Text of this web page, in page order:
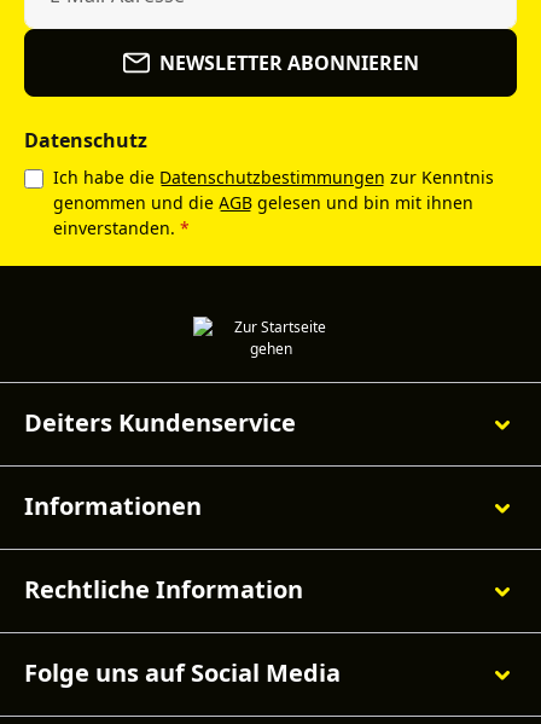
NEWSLETTER ABONNIEREN
Datenschutz
Ich habe die Datenschutzbestimmungen zur Kenntnis
genommen und die AGB gelesen und bin mit ihnen
einverstanden. *
Deiters Kundenservice
Informationen
Rechtliche Information
Folge uns auf Social Media